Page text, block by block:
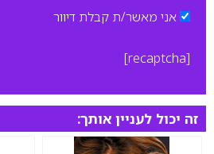
אני מאשר/ת קבלת דיוור
[recaptcha]
זה יכול לעניין אותך: